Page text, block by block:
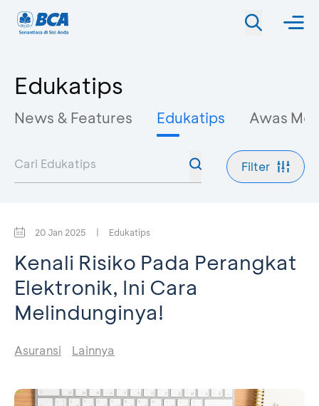
Edukatips
News & Features Edukatips Awas
Filter
20 Jan 2025 | Edukatips
Kenali Risiko Pada Perangkat
Elektronik, Ini Cara
Melindunginya!
Asuransi Lainnya